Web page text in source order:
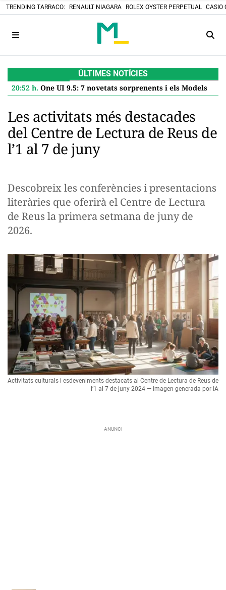
TRENDING TARRACO: RENAULT NIAGARA ROLEX OYSTER PERPETUAL CASIO
ÚLTIMES NOTÍCIES
20:52 h. One UI 9.5: 7 novetats sorprenents i els Models Samsung que la rebran el 2027
Les activitats més destacades
del Centre de Lectura de Reus de
l’1 al 7 de juny
Descobreix les conferències i presentacions
literàries que oferirà el Centre de Lectura
de Reus la primera setmana de juny de
2026.
Activitats culturals i esdeveniments destacats al Centre de Lectura de Reus de
l’1 al 7 de juny 2024 — Imagen generada por IA